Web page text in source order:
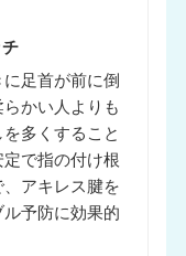
足首が前に倒
かい人よりも
多くすること
で指の付け根
アキレス腱を
予防に効果的